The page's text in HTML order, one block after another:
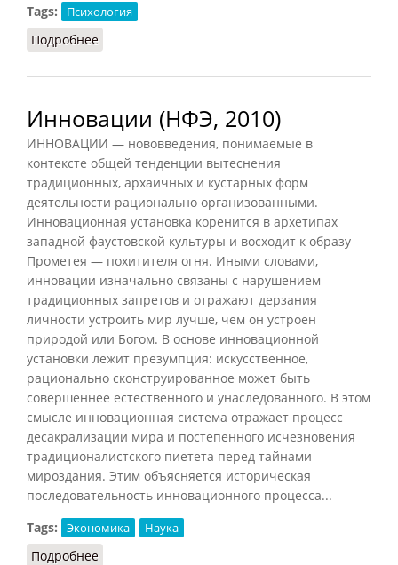
Tags:
Психология
Подробнее
Инновации (НФЭ, 2010)
ИННОВАЦИИ — нововведения, понимаемые в
контексте общей тенденции вытеснения
традиционных, архаичных и кустарных форм
деятельности рационально организованными.
Инновационная установка коренится в архетипах
западной фаустовской культуры и восходит к образу
Прометея — похитителя огня. Иными словами,
инновации изначально связаны с нарушением
традиционных запретов и отражают дерзания
личности устроить мир лучше, чем он устроен
природой или Богом. В основе инновационной
установки лежит презумпция: искусственное,
рационально сконструированное может быть
совершеннее естественного и унаследованного. В этом
смысле инновационная система отражает процесс
десакрализации мира и постепенного исчезновения
традиционалистского пиетета перед тайнами
мироздания. Этим объясняется историческая
последовательность инновационного процесса...
Tags:
Экономика Наука
Подробнее